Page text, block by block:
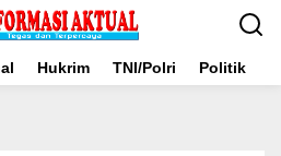
Hukrim TNI/Polri Politik